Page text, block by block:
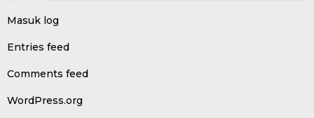
Masuk log
Entries feed
Comments feed
WordPress.org